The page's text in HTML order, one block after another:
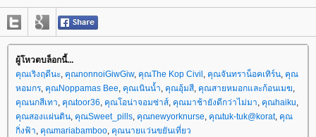
ผู้โหวตบล็อกนี้...
คุณเริงฤดีนะ, คุณnonnoiGiwGiw, คุณThe Kop Civil , คุณจันทราน็อคเทิร์น, คุณ
หอมกร, คุณNoppamas Bee, คุณเนินน้ำ, คุณอุ้มสี, คุณสายหมอกและก้อนเมฆ,
คุณนกสีเทา, คุณtoor36, คุณโอน่าจอมซ่าส์, คุณมาช้ายังดีกว่าไม่มา, คุณhaiku,
คุณสองแผ่นดิน, คุณSweet_pills, คุณnewyorknurse, คุณtuk-tuk@korat, คุณ
กิ่งฟ้า, คุณmariabamboo, คุณนายแว่นขยันเที่ยว